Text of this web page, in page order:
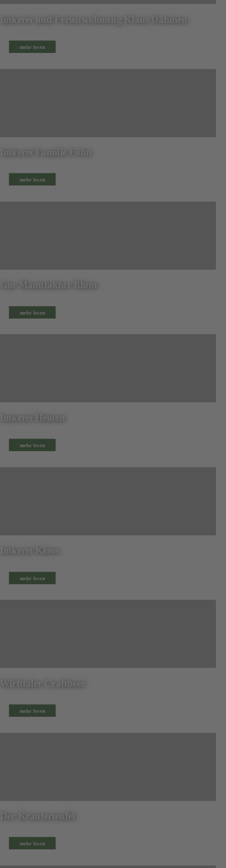
Imkerei und Ferienwohnung Klaus Dahmen
mehr lesen
Imkerei Familie Fohn
mehr lesen
Gin Manufaktur Blum
mehr lesen
Imkerei Heinen
mehr lesen
Imkerei Kloos
mehr lesen
Wirfttaler Craftbeer
mehr lesen
Der Kräuterteufel
mehr lesen